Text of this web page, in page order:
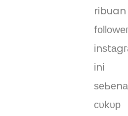
ribuan
іnі
сυkυр